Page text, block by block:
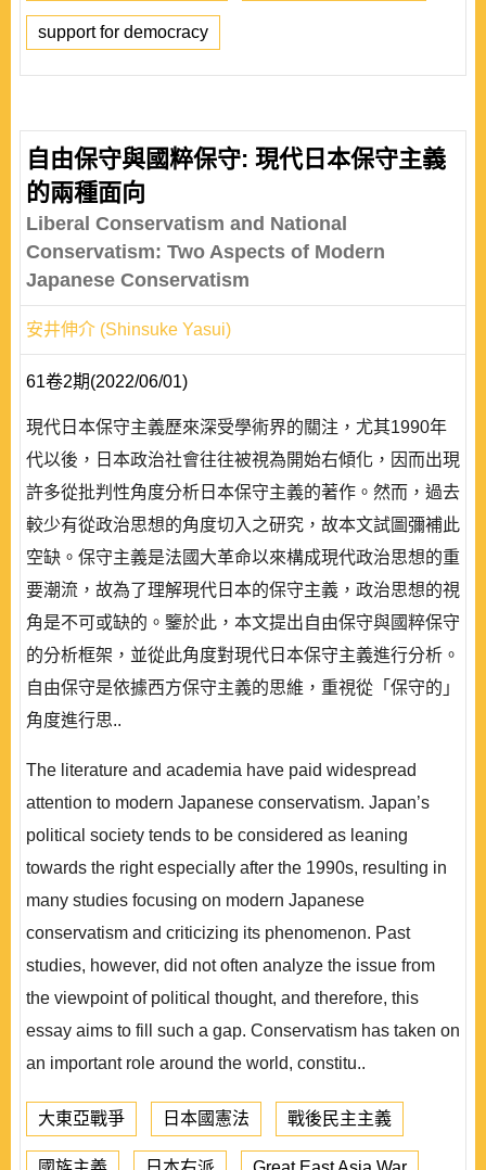
support for democracy
自由保守與國粹保守: 現代日本保守主義
的兩種面向
Liberal Conservatism and National
Conservatism: Two Aspects of Modern
Japanese Conservatism
安井伸介 (Shinsuke Yasui)
61卷2期(2022/06/01)
現代日本保守主義歷來深受學術界的關注，尤其1990年
代以後，日本政治社會往往被視為開始右傾化，因而出現
許多從批判性角度分析日本保守主義的著作。然而，過去
較少有從政治思想的角度切入之研究，故本文試圖彌補此
空缺。保守主義是法國大革命以來構成現代政治思想的重
要潮流，故為了理解現代日本的保守主義，政治思想的視
角是不可或缺的。鑒於此，本文提出自由保守與國粹保守
的分析框架，並從此角度對現代日本保守主義進行分析。
自由保守是依據西方保守主義的思維，重視從「保守的」
角度進行思..
The literature and academia have paid widespread
attention to modern Japanese conservatism. Japan’s
political society tends to be considered as leaning
towards the right especially after the 1990s, resulting in
many studies focusing on modern Japanese
conservatism and criticizing its phenomenon. Past
studies, however, did not often analyze the issue from
the viewpoint of political thought, and therefore, this
essay aims to fill such a gap. Conservatism has taken on
an important role around the world, constitu..
大東亞戰爭 日本國憲法 戰後民主主義